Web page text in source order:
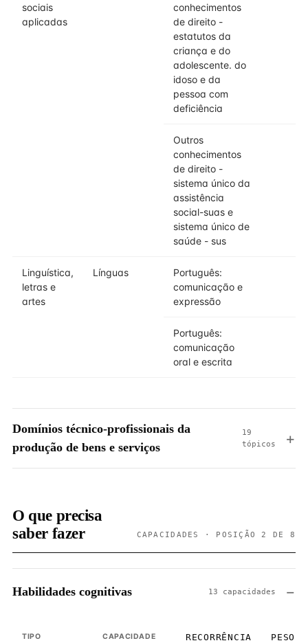
sociais
aplicadas
conhecimentos
de direito -
estatutos da
criança e do
adolescente. do
idoso e da
pessoa com
deficiência
Outros
conhecimentos
de direito -
sistema único da
assistência
social-suas e
sistema único de
saúde - sus
Linguística,
letras e
artes
Línguas
Português:
comunicação e
expressão
Português:
comunicação
oral e escrita
Domínios técnico-profissionais da
produção de bens e serviços
19
tópicos
O que precisa
saber fazer
CAPACIDADES · POSIÇÃO 2 DE 8
Habilidades cognitivas 13 capacidades
TIPO CAPACIDADE RECORRÊNCIA PESO